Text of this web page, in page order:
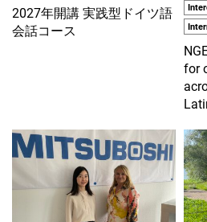
2027年開講 実践型ドイツ語
会話コース
for